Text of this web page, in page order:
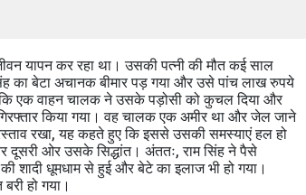
यापन कर रहा था। उसकी पत्नी की मौत कई साल
का बेटा अचानक बीमार पड़ गया और उसे पांच लाख रुपये
एक वाहन चालक ने उसके पड़ोसी को कुचल दिया और
किया गया। वह चालक एक अमीर था और जेल जाने
रखा, यह कहते हुए कि इससे उसकी समस्याएं हल हो
दूसरी ओर उसके सिद्धांत। अंततः, राम सिंह ने पैसे
शादी धूमधाम से हुई और बेटे का इलाज भी हो गया।
हो गया।